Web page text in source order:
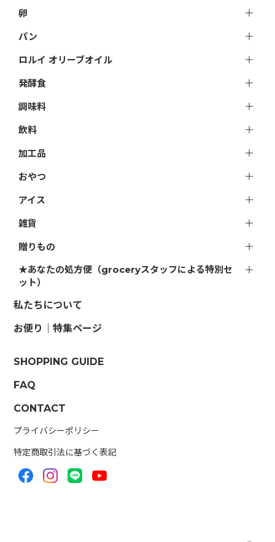
卵
パン
ロルイ オリーブオイル
発酵食
調味料
飲料
加工品
おやつ
アイス
雑貨
贈りもの
★あなたの処方便（groceryスタッフによる特別セ
ット）
私たちについて
お便り｜特集ページ
SHOPPING GUIDE
FAQ
CONTACT
プライバシーポリシー
特定商取引法に基づく表記